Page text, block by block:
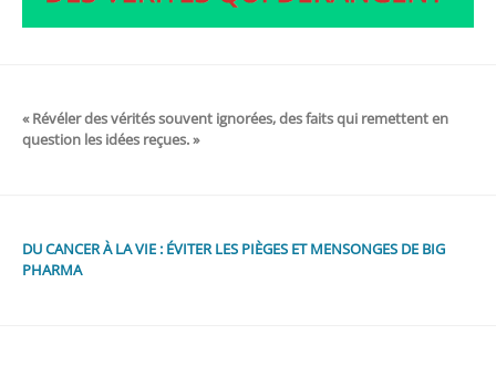
« Révéler des vérités souvent ignorées, des faits qui remettent en
question les idées reçues. »
DU CANCER À LA VIE : ÉVITER LES PIÈGES ET MENSONGES DE BIG
PHARMA